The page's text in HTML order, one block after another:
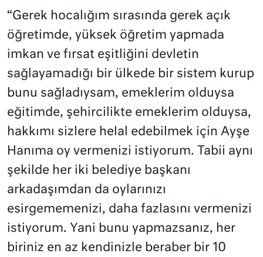
“Gerek hocalığım sırasında gerek açık
öğretimde, yüksek öğretim yapmada
imkan ve fırsat eşitliğini devletin
sağlayamadığı bir ülkede bir sistem kurup
bunu sağladıysam, emeklerim olduysa
eğitimde, şehircilikte emeklerim olduysa,
hakkımı sizlere helal edebilmek için Ayşe
Hanıma oy vermenizi istiyorum. Tabii aynı
şekilde her iki belediye başkanı
arkadaşımdan da oylarınızı
esirgememenizi, daha fazlasını vermenizi
istiyorum. Yani bunu yapmazsanız, her
biriniz en az kendinizle beraber bir 10